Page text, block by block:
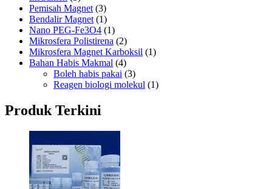
Pemisah Magnet (3)
Bendalir Magnet (1)
Nano PEG-Fe3O4 (1)
Mikrosfera Polistirena (2)
Mikrosfera Magnet Karboksil (1)
Bahan Habis Makmal (4)
Boleh habis pakai (3)
Reagen biologi molekul (1)
Produk Terkini